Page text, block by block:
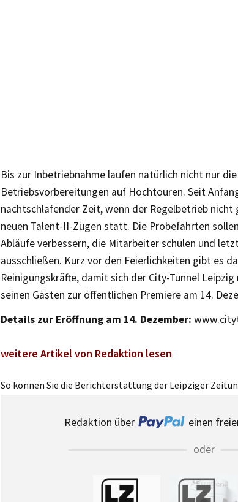
Bis zur Inbetriebnahme laufen natürlich nicht nur
Betriebsvorbereitungen auf Hochtouren. Seit
nachtschlafender Zeit, wenn der Regelbetrieb
neuen Talent-II-Zügen statt. Die Probefahrten
Abläufe verbessern, die Mitarbeiter schulen und
ausschließen. Kurz vor den Feierlichkeiten gibt es
Reinigungskräfte, damit sich der City-Tunnel
seinen Gästen zur öffentlichen Premiere am 14.
Details zur Eröffnung am 14. Dezember:
weitere Artikel von Redaktion lesen
So können Sie die Berichterstattung der Leipziger
Redaktion über
einen
oder